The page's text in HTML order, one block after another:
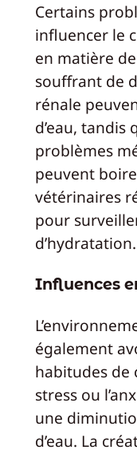
Certains
influencer le
en matière
souffrant de
rénale
d’eau, tandis
problèmes
peuvent
vétérinaires
pour
d’hydratation.
Influences
également
habitudes de
stress ou
une
d’eau. La